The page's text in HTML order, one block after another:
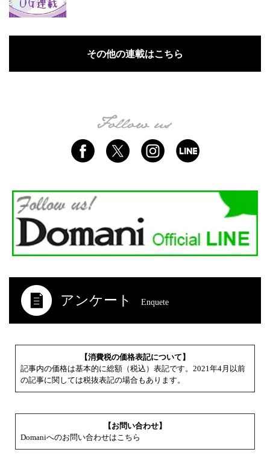
その他の連載はこちら
アンケート Enquete
【消費税の価格表記について】
記事内の価格は基本的に総額（税込）表記です。2021年4月以前
の記事に関しては税抜表記の場合もあります。
【お問い合わせ】
Domaniへのお問い合わせはこちら